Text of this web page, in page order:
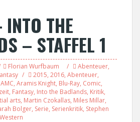
THE
– STAFFEL 1
Florian Wurfbaum Abenteuer,
2015, 2016, Abenteuer,
AMC, Aramis Knight, Blu-Ray, Comic,
, Fantasy, Into the Badlands, Kritik,
arts, Martin Czokallas, Miles Millar,
Bolger, Serie, Serienkritik, Stephen
Western